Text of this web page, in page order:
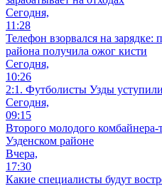
Сегодня,
11:28
Телефон взорвался на зарядке:
района получила ожог кисти
Сегодня,
10:26
2:1. Футболисты Узды
Сегодня,
09:15
Второго молодого комбайнера-
Узденском районе
Вчера,
17:30
Какие специалисты будут